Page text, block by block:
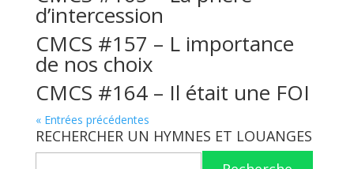
d’intercession
CMCS #157 – L importance
de nos choix
CMCS #164 – Il était une FOI
« Entrées précédentes
RECHERCHER UN HYMNES ET LOUANGES